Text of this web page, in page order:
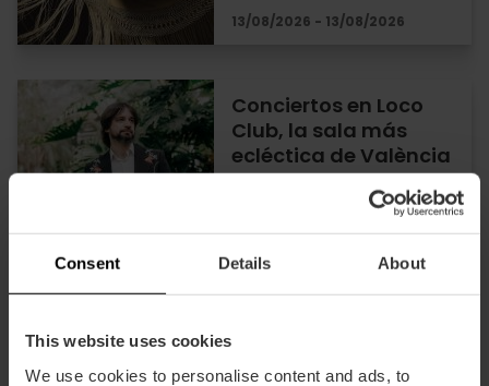
Consent Details About
This website uses cookies
We use cookies to personalise content and ads, to
13/08/2026 - 13/08/2026
Conciertos en Loco
Club, la sala más
ecléctica de València
07/08/2026 - 07/08/2026